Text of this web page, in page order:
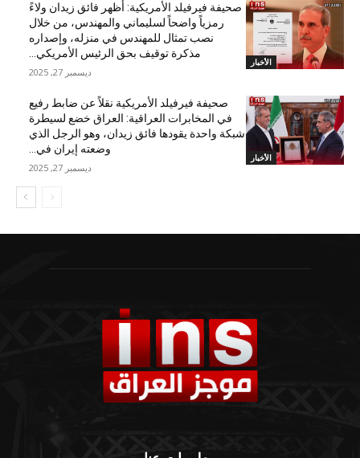
الأخبار
صحيفة فيرفيلد الأمريكية: أظهر فائق زيدان ولاءً
رمزياً واضحاً لسليماني والمهندس، من خلال
نصب تمثال للمهندس في منزله، وإصداره
مذكرة توقيف بحق الرئيس الأمريكي...
ديسمبر 27, 2025
الأخبار
صحيفة فيرفيلد الأمريكية نقلاً عن ضابط رفيع
في المخابرات العراقية: العراق خضع لسيطرة
شبكة واحدة يقودها فائق زيدان، وهو الرجل الذي
وضعته إيران في...
ديسمبر 27, 2025